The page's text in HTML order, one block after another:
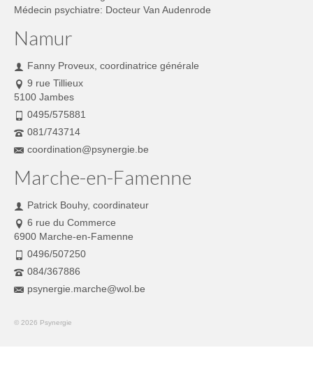
Médecin psychiatre: Docteur Van Audenrode
Namur
Fanny Proveux, coordinatrice générale
9 rue Tillieux
5100 Jambes
0495/575881
081/743714
coordination@psynergie.be
Marche-en-Famenne
Patrick Bouhy, coordinateur
6 rue du Commerce
6900 Marche-en-Famenne
0496/507250
084/367886
psynergie.marche@wol.be
© 2026 Psynergie